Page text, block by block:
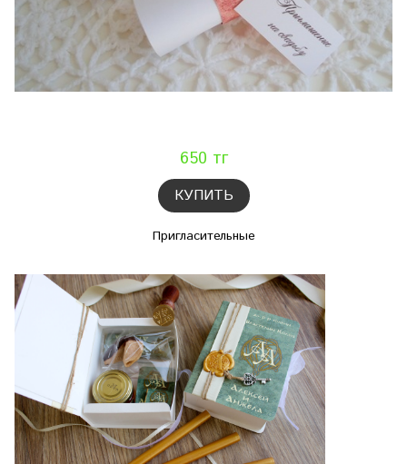
650 тг
КУПИТЬ
Пригласительные